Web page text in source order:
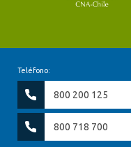
Teléfono:
800 200 125
800 718 700